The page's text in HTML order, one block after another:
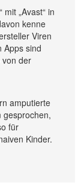
„Avast“ in
kenne
Viren
Apps sind
der
amputierte
gesprochen,
für
Kinder.